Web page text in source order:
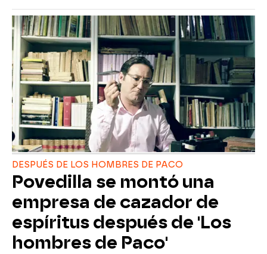
DESPUÉS DE LOS HOMBRES DE PACO
Povedilla se montó una
empresa de cazador de
espíritus después de 'Los
hombres de Paco'